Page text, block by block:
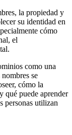
la propiedad y
su identidad en
cómo
el
como una
se
cómo la
qué puede aprender
personas utilizan